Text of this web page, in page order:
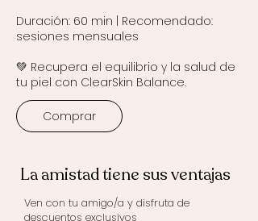
Duración: 60 min | Recomendado:
sesiones mensuales
💚 Recupera el equilibrio y la salud de
tu piel con ClearSkin Balance.
Comprar
La amistad tiene sus ventajas
Ven con tu amigo/a y disfruta de
descuentos exclusivos